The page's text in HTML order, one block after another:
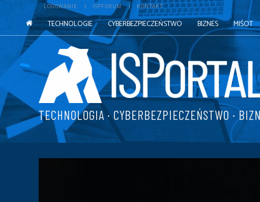
LOGOWANIE ISPFORUM KONTAKT
TECHNOLOGIE CYBERBEZPIECZEŃSTWO BIZNES MIŚOT
TECHNOLOGIA · CYBERBEZPIECZEŃSTWO ·